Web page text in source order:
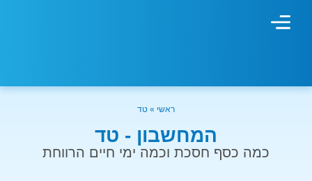
ראשי » טד
המחשבון - טד
כמה כסף חסכת וכמה ימי חיים הרווחת